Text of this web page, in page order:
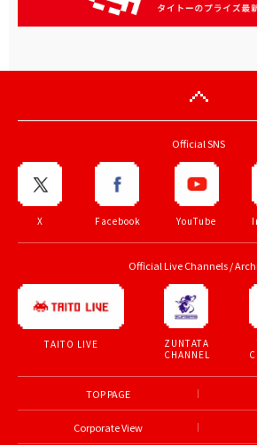
Official SNS
X Facebook YouTube
Official Live Channels /
TAITO LIVE
ZUNTATA
CHANNEL
TOP PAGE
Corporate View